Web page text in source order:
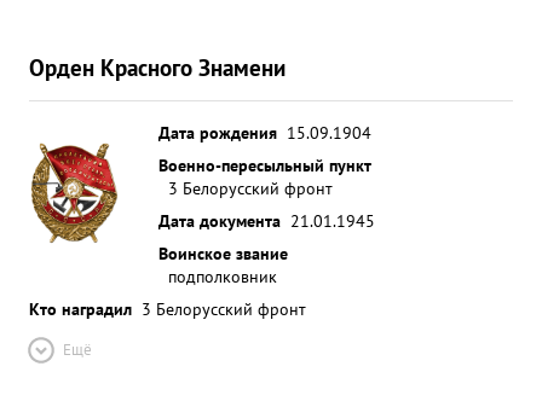
Орден Красного Знамени
Дата рождения 15.09.1904
Военно-пересыльный пункт
3 Белорусский фронт
Дата документа 21.01.1945
Воинское звание
подполковник
Кто наградил 3 Белорусский фронт
Ещё